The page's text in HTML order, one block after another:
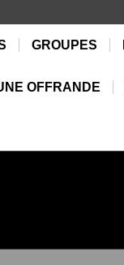
GROUPES
OFFRANDE